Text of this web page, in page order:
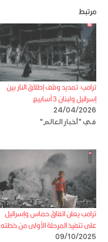
مرتبط
ترامب: تمديد وقف إطلاق النار بين
إسرائيل ولبنان 3 أسابيع
24/04/2026
في "أخبار العالم"
ترامب يعلن اتفاق حماس وإسرائيل
على تنفيذ المرحلة الأولى من خطته
09/10/2025